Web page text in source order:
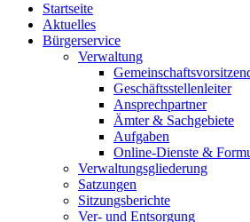
Startseite
Aktuelles
Bürgerservice
Verwaltung
Geschäftsstellenleiter
Ansprechpartner
Ämter & Sachgebiete
Aufgaben
Online-Dienste &
Verwaltungsgliederung
Satzungen
Sitzungsberichte
Ver- und Entsorgung